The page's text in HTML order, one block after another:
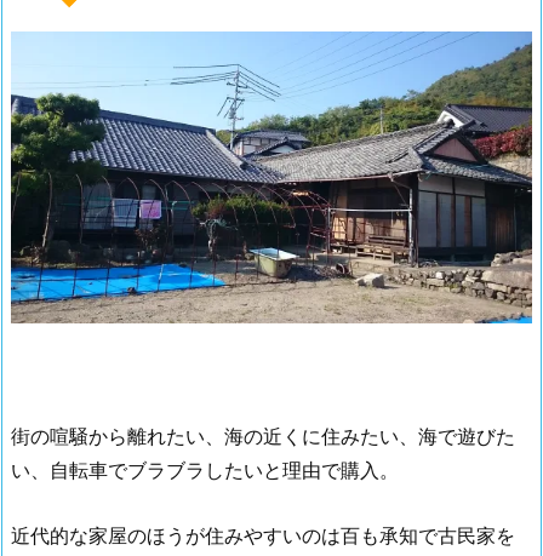
街の喧騒から離れたい、海の近くに住みたい、海で遊びた
い、自転車でブラブラしたいと理由で購入。
近代的な家屋のほうが住みやすいのは百も承知で古民家を